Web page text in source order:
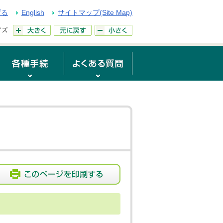
English サイトマップ(Site Map)